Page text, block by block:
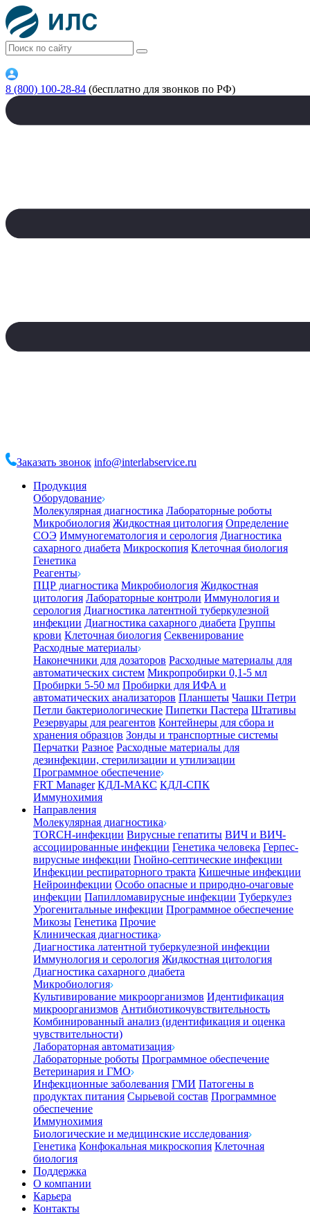
8 (800) 100-28-84 (бесплатно для звонков по РФ)
Заказать звонок info@interlabservice.ru
Продукция
Оборудование
Молекулярная диагностика Лабораторные роботы
Микробиология Жидкостная цитология Определение
СОЭ Иммуногематология и серология Диагностика
сахарного диабета Микроскопия Клеточная биология
Генетика
Реагенты
ПЦР диагностика Микробиология Жидкостная
цитология Лабораторные контроли Иммунология и
серология Диагностика латентной туберкулезной
инфекции Диагностика сахарного диабета Группы
крови Клеточная биология Секвенирование
Расходные материалы
Наконечники для дозаторов Расходные материалы для
автоматических систем Микропробирки 0,1-5 мл
Пробирки 5-50 мл Пробирки для ИФА и
автоматических анализаторов Планшеты Чашки Петри
Петли бактериологические Пипетки Пастера Штативы
Резервуары для реагентов Контейнеры для сбора и
хранения образцов Зонды и транспортные системы
Перчатки Разное Расходные материалы для
дезинфекции, стерилизации и утилизации
Программное обеспечение
FRT Manager КДЛ-МАКС КДЛ-СПК
Иммунохимия
Направления
Молекулярная диагностика
TORCH-инфекции Вирусные гепатиты ВИЧ и ВИЧ-
ассоциированные инфекции Генетика человека Герпес-
вирусные инфекции Гнойно-септические инфекции
Инфекции респираторного тракта Кишечные инфекции
Нейроинфекции Особо опасные и природно-очаговые
инфекции Папилломавирусные инфекции Туберкулез
Урогенитальные инфекции Программное обеспечение
Микозы Генетика Прочие
Клиническая диагностика
Диагностика латентной туберкулезной инфекции
Иммунология и серология Жидкостная цитология
Диагностика сахарного диабета
Микробиология
Культивирование микроорганизмов Идентификация
микроорганизмов Антибиотикочувствительность
Комбинированный анализ (идентификация и оценка
чувствительности)
Лабораторная автоматизация
Лабораторные роботы Программное обеспечение
Ветеринария и ГМО
Инфекционные заболевания ГМИ Патогены в
продуктах питания Сырьевой состав Программное
обеспечение
Иммунохимия
Биологические и медицинские исследования
Генетика Конфокальная микроскопия Клеточная
биология
Поддержка
О компании
Карьера
Контакты